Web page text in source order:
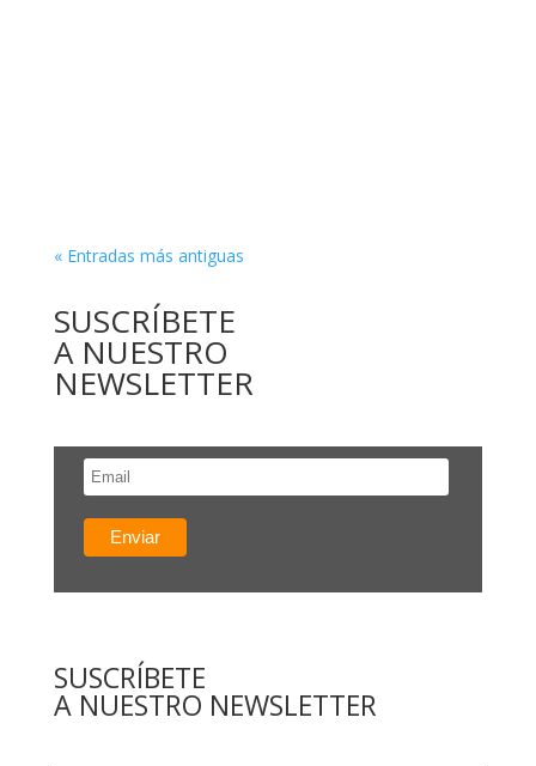
« Entradas más antiguas
SUSCRÍBETE
A NUESTRO
NEWSLETTER
SUSCRÍBETE
A NUESTRO NEWSLETTER